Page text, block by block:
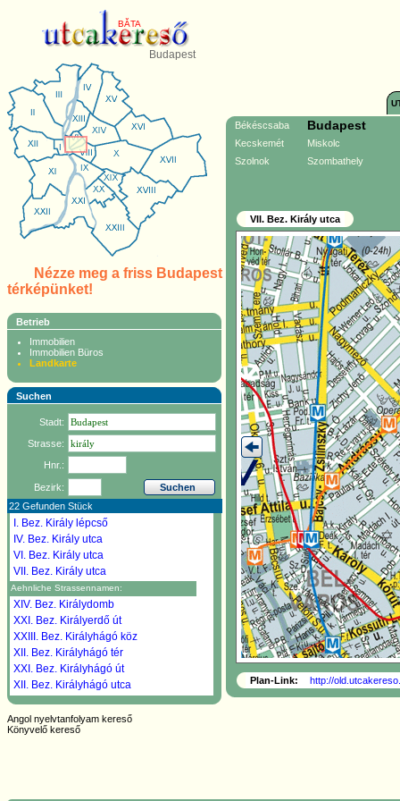
BĂTA
Budapest
Nézze meg a friss Budapest
térképünket!
Betrieb
Immobilien
Immobilien Büros
Landkarte
Suchen
Stadt:
Strasse:
Hnr.:
Bezirk:
22 Gefunden Stück
I. Bez. Király lépcső
IV. Bez. Király utca
VI. Bez. Király utca
VII. Bez. Király utca
Aehnliche Strassennamen:
XIV. Bez. Királydomb
XXI. Bez. Királyerdő út
XXIII. Bez. Királyhágó köz
XII. Bez. Királyhágó tér
XXI. Bez. Királyhágó út
XII. Bez. Királyhágó utca
XVIII. Bez.
XX. Bez.Királyhágó utca
III. Bez.Királyhelmec utca
III. Bez.Királylaki köz
Angol nyelvtanfolyam kereső
Könyvelő kereső
Békéscsaba Budapest
Kecskemét
Miskolc
Szolnok
Szombathely
VII. Bez. Király utca
Plan-Link: http://